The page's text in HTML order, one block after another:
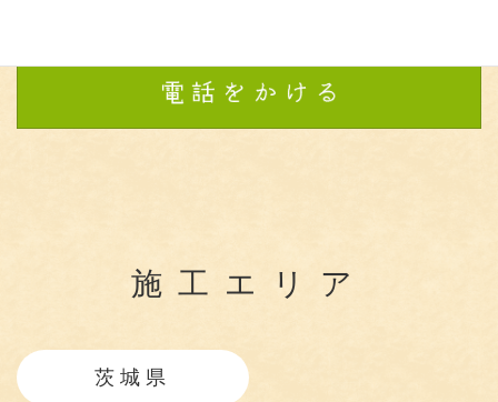
施工エリア
茨城県